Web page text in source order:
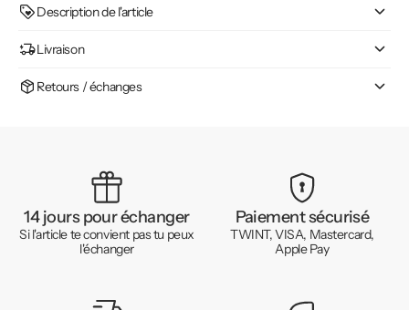
Description de l'article
Livraison
Retours / échanges
14 jours pour échanger
Si l'article te convient pas tu peux
l'échanger
Paiement sécurisé
TWINT, VISA, Mastercard,
Apple Pay